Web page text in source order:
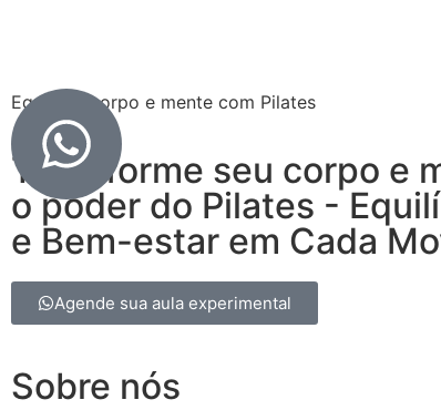
Equilibre corpo e mente com Pilates
Transforme seu corpo e
o poder do Pilates -
e Bem-estar em Cada
Agende sua aula experimental
Sobre nós